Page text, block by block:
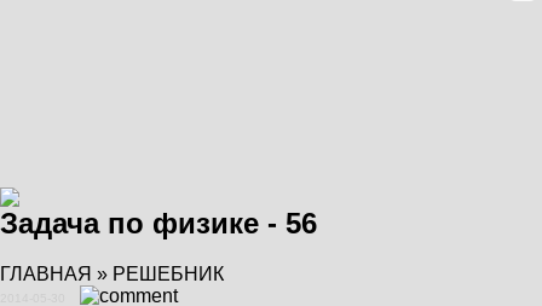
Задача по физике - 56
ГЛАВНАЯ » РЕШЕБНИК